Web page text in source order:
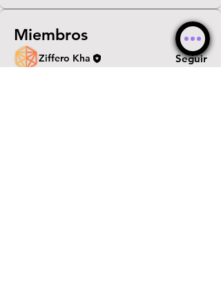
Miembros
Ziffero Kha
Seguir